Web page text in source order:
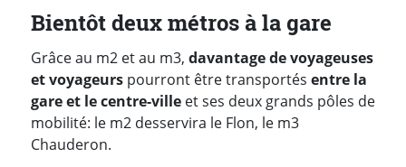
Bientôt deux métros à la gare
Grâce au m2 et au m3, davantage de voyageuses
et voyageurs pourront être transportés entre la
gare et le centre-ville et ses deux grands pôles de
mobilité: le m2 desservira le Flon, le m3
Chauderon.